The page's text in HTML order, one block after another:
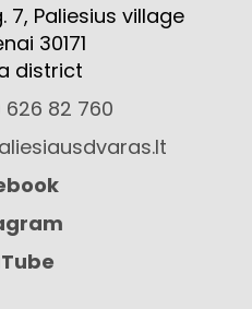
7, Paliesius village
30171
district
626 82 760